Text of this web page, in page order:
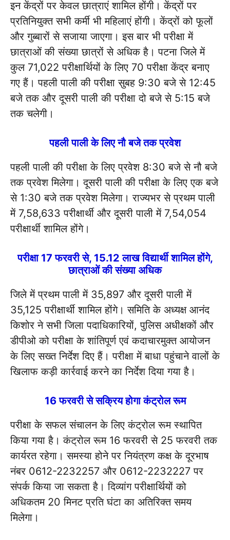
इन केंद्रों पर केवल छात्राएं शामिल होंगी। केंद्रों पर
प्रतिनियुक्त सभी कर्मी भी महिलाएं होंगी। केंद्रों को फूलों
और गुब्बारों से सजाया जाएगा। इस बार भी परीक्षा में
छात्राओं की संख्या छात्रों से अधिक है। पटना जिले में
कुल 71,022 परीक्षार्थियों के लिए 70 परीक्षा केंद्र बनाए
गए हैं। पहली पाली की परीक्षा सुबह 9:30 बजे से 12:45
बजे तक और दूसरी पाली की परीक्षा दो बजे से 5:15 बजे
तक चलेगी।
पहली पाली के लिए नौ बजे तक प्रवेश
पहली पाली की परीक्षा के लिए प्रवेश 8:30 बजे से नौ बजे
तक प्रवेश मिलेगा। दूसरी पाली की परीक्षा के लिए एक बजे
से 1:30 बजे तक प्रवेश मिलेगा। राज्यभर से प्रथम पाली
में 7,58,633 परीक्षार्थी और दूसरी पाली में 7,54,054
परीक्षार्थी शामिल होंगे।
परीक्षा 17 फरवरी से, 15.12 लाख विद्यार्थी शामिल होंगे,
छात्राओं की संख्या अधिक
जिले में प्रथम पाली में 35,897 और दूसरी पाली में
35,125 परीक्षार्थी शामिल होंगे। समिति के अध्यक्ष आनंद
किशोर ने सभी जिला पदाधिकारियों, पुलिस अधीक्षकों और
डीपीओ को परीक्षा के शांतिपूर्ण एवं कदाचारमुक्त आयोजन
के लिए सख्त निर्देश दिए हैं। परीक्षा में बाधा पहुंचाने वालों के
खिलाफ कड़ी कार्रवाई करने का निर्देश दिया गया है।
16 फरवरी से सक्रिय होगा कंट्रोल रूम
परीक्षा के सफल संचालन के लिए कंट्रोल रूम स्थापित
किया गया है। कंट्रोल रूम 16 फरवरी से 25 फरवरी तक
कार्यरत रहेगा। समस्या होने पर नियंत्रण कक्ष के दूरभाष
नंबर 0612-2232257 और 0612-2232227 पर
संपर्क किया जा सकता है। दिव्यांग परीक्षार्थियों को
अधिकतम 20 मिनट प्रति घंटा का अतिरिक्त समय
मिलेगा।